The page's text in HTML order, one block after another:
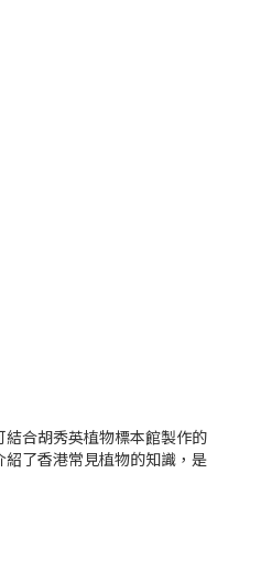
合胡秀英植物標本館製作的
了香港常見植物的知識，是